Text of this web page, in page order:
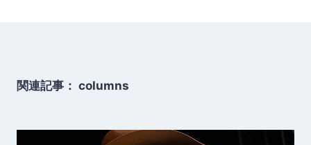
ー
シ
ョ
関連記事： columns